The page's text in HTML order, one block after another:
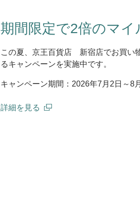
期間限定で2倍のマイ
この夏、京王百貨店 新宿店でお買い
るキャンペーンを実施中です。
キャンペーン期間：2026年7月2日～8
詳細を見る